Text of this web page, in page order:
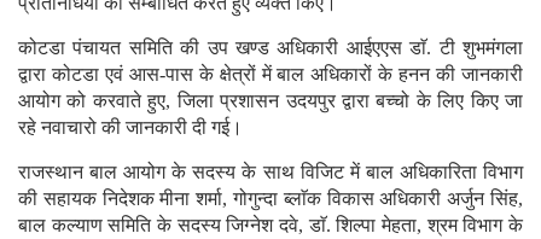
कोटडा पंचायत समिति की उप खण्ड अधिकारी आईएएस डाॅ. टी शुभमंगला
द्वारा कोटडा एवं आस-पास के क्षेत्रों में बाल अधिकारों के हनन की जानकारी
आयोग को करवाते हुए, जिला प्रशासन उदयपुर द्वारा बच्चो के लिए किए जा
रहे नवाचारो की जानकारी दी गई।
राजस्थान बाल आयोग के सदस्य के साथ विजिट में बाल अधिकारिता विभाग
की सहायक निदेशक मीना शर्मा, गोगुन्दा ब्लाॅक विकास अधिकारी अर्जुन सिंह,
बाल कल्याण समिति के सदस्य जिग्नेश दवे, डाॅ. शिल्पा मेहता, श्रम विभाग के